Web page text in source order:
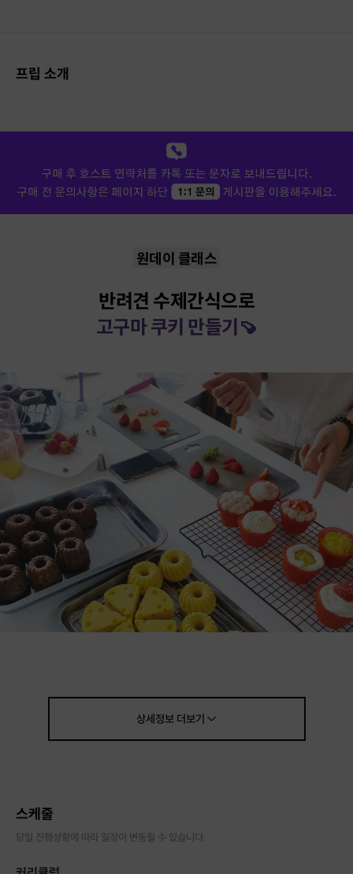
프립 소개
원데이 클래스
반려견 수제간식으로
고구마 쿠키 만들기🍠
엄마의 따뜻한 마음과 손길로 만든 건강한 애견 수제간식
상세정보더보기
스케줄
당일 진행상황에 따라 일정이 변동될 수 있습니다.